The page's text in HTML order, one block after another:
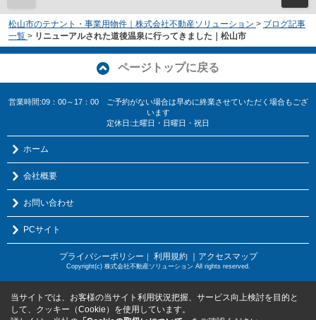
松山市のテナント・事業用物件｜株式会社不動産ソリューション > ブログ記事
一覧 > リニューアルされた道後温泉に行ってきました｜松山市
ページトップに戻る
営業時間:09：00～17：00 ご予約がない場合は早めに終業させていただく場合もござ
います
定休日:土曜日・日曜日・祝日
ホーム
会社概要
お問い合わせ
PCサイト
プライバシーポリシー ｜ 利用規約 ｜アクセスマップ
Copyright(c) 株式会社不動産ソリューション All rights reserved.
当サイトでは、お客様の当サイト利用状況把握、サービス向上検討を目的と
して、クッキー（Cookie）を使用しています。